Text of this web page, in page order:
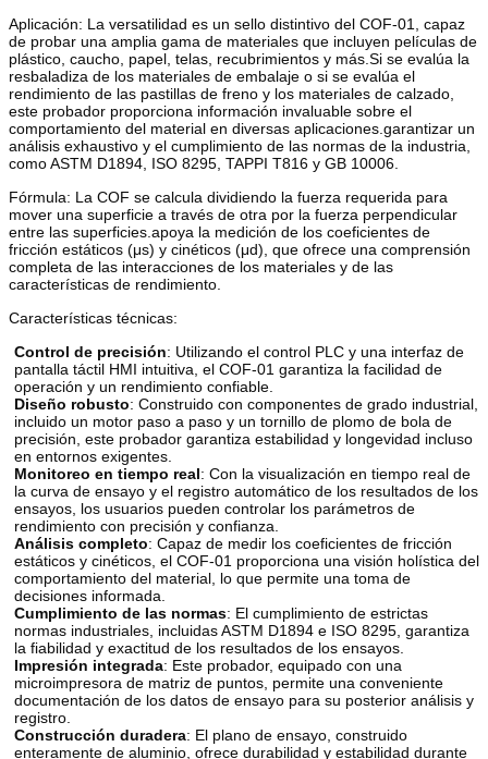
Aplicación: La versatilidad es un sello distintivo del COF-01, capaz
de probar una amplia gama de materiales que incluyen películas de
plástico, caucho, papel, telas, recubrimientos y más.Si se evalúa la
resbaladiza de los materiales de embalaje o si se evalúa el
rendimiento de las pastillas de freno y los materiales de calzado,
este probador proporciona información invaluable sobre el
comportamiento del material en diversas aplicaciones.garantizar un
análisis exhaustivo y el cumplimiento de las normas de la industria,
como ASTM D1894, ISO 8295, TAPPI T816 y GB 10006.
Fórmula: La COF se calcula dividiendo la fuerza requerida para
mover una superficie a través de otra por la fuerza perpendicular
entre las superficies.apoya la medición de los coeficientes de
fricción estáticos (μs) y cinéticos (μd), que ofrece una comprensión
completa de las interacciones de los materiales y de las
características de rendimiento.
Características técnicas:
Control de precisión: Utilizando el control PLC y una interfaz de
pantalla táctil HMI intuitiva, el COF-01 garantiza la facilidad de
operación y un rendimiento confiable.
Diseño robusto: Construido con componentes de grado industrial,
incluido un motor paso a paso y un tornillo de plomo de bola de
precisión, este probador garantiza estabilidad y longevidad incluso
en entornos exigentes.
Monitoreo en tiempo real: Con la visualización en tiempo real de
la curva de ensayo y el registro automático de los resultados de los
ensayos, los usuarios pueden controlar los parámetros de
rendimiento con precisión y confianza.
Análisis completo: Capaz de medir los coeficientes de fricción
estáticos y cinéticos, el COF-01 proporciona una visión holística del
comportamiento del material, lo que permite una toma de
decisiones informada.
Cumplimiento de las normas: El cumplimiento de estrictas
normas industriales, incluidas ASTM D1894 e ISO 8295, garantiza
la fiabilidad y exactitud de los resultados de los ensayos.
Impresión integrada: Este probador, equipado con una
microimpresora de matriz de puntos, permite una conveniente
documentación de los datos de ensayo para su posterior análisis y
registro.
Construcción duradera: El plano de ensayo, construido
enteramente de aluminio, ofrece durabilidad y estabilidad durante